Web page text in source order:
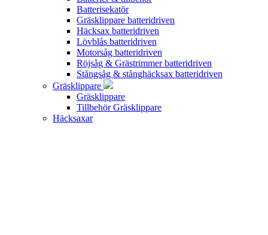
Batterisekatör
Gräsklippare batteridriven
Häcksax batteridriven
Lövblås batteridriven
Motorsåg batteridriven
Röjsåg & Grästrimmer batteridriven
Stångsåg & stånghäcksax batteridriven
Gräsklippare
Gräsklippare
Tillbehör Gräsklippare
Häcksaxar